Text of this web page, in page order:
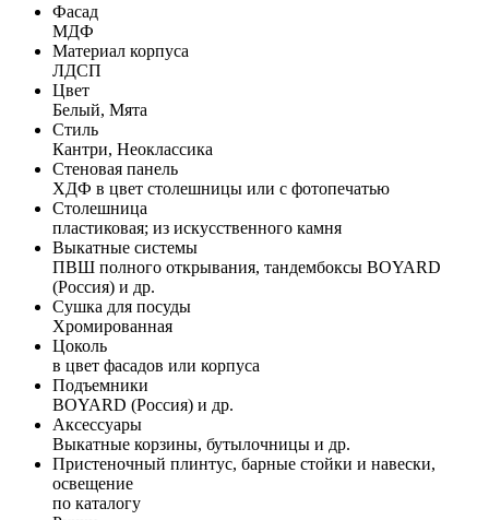
Фасад
МДФ
Материал корпуса
ЛДСП
Цвет
Белый, Мята
Стиль
Кантри, Неоклассика
Стеновая панель
ХДФ в цвет столешницы или с фотопечатью
Столешница
пластиковая; из искусственного камня
Выкатные системы
ПВШ полного открывания, тандембоксы BOYARD
(Россия) и др.
Сушка для посуды
Хромированная
Цоколь
в цвет фасадов или корпуса
Подъемники
BOYARD (Россия) и др.
Аксессуары
Выкатные корзины, бутылочницы и др.
Пристеночный плинтус, барные стойки и навески,
освещение
по каталогу